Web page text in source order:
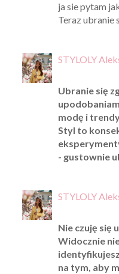
ja sie pytam
Teraz ubranie
STYLOLY
Ubranie się
modę i
Styl to
- gustownie
STYLOLY
Nie czuję się
Widocznie
na tym, aby